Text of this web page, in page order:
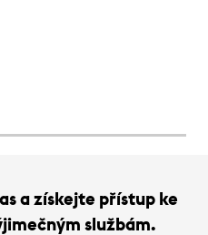
a získejte přístup ke
službám.